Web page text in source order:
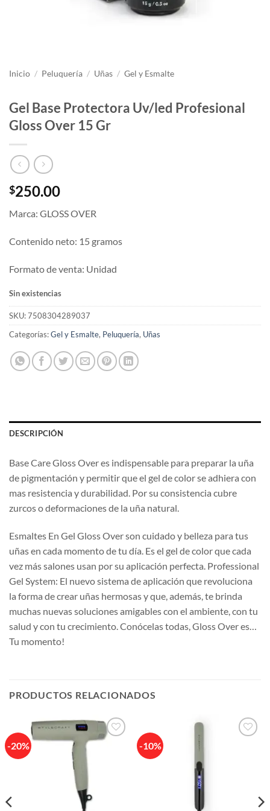
Inicio / Peluquería / Uñas / Gel y Esmalte
Gel Base Protectora Uv/led Profesional
Gloss Over 15 Gr
$250.00
Marca: GLOSS OVER
Contenido neto: 15 gramos
Formato de venta: Unidad
Sin existencias
SKU:7508304289037
Categorías:Gel y Esmalte, Peluquería, Uñas
DESCRIPCIÓN
Base Care Gloss Over es indispensable para preparar la uña
de pigmentación y permitir que el gel de color se adhiera con
mas resistencia y durabilidad. Por su consistencia cubre
zurcos o deformaciones de la uña natural.
Esmaltes En Gel Gloss Over son cuidado y belleza para tus
uñas en cada momento de tu día. Es el gel de color que cada
vez más salones usan por su aplicación perfecta. Professional
Gel System: El nuevo sistema de aplicación que revoluciona
la forma de crear uñas hermosas y que, además, te brinda
muchas nuevas soluciones amigables con el ambiente, con tu
salud y con tu crecimiento. Conócelas todas, Gloss Over es…
Tu momento!
PRODUCTOS RELACIONADOS
-20% -10%